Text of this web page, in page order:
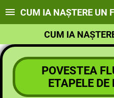
CUM IA NAȘTERE UN
CUM IA
POVESTEA
ETAPELE DE